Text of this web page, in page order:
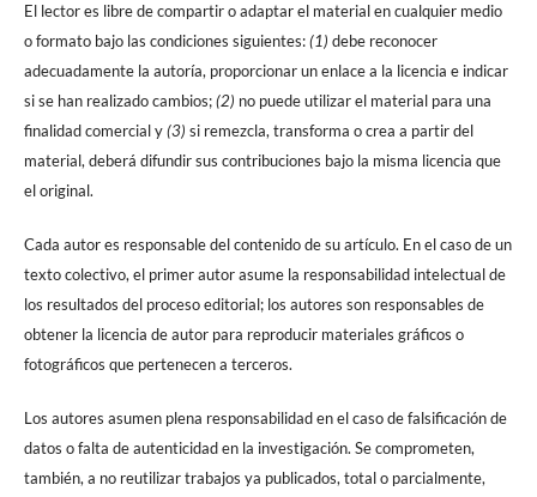
El lector es libre de compartir o adaptar el material en cualquier medio
o formato bajo las condiciones siguientes:(1) debe reconocer
adecuadamente la autoría, proporcionar un enlace a la licencia e indicar
si se han realizado cambios;(2) no puede utilizar el material para una
finalidad comercial y(3) si remezcla, transforma o crea a partir del
material, deberá difundir sus contribuciones bajo la misma licencia que
el original.
Cada autor es responsable del contenido de su artículo. En el caso de un
texto colectivo, el primer autor asume la responsabilidad intelectual de
los resultados del proceso editorial; los autores son responsables de
obtener la licencia de autor para reproducir materiales gráficos o
fotográficos que pertenecen a terceros.
Los autores asumen plena responsabilidad en el caso de falsificación de
datos o falta de autenticidad en la investigación. Se comprometen,
también, a no reutilizar trabajos ya publicados, total o parcialmente,